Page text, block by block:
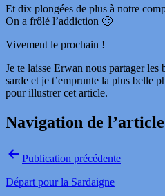
Et dix plongées de plus à notre
On a frôlé l’addiction 🙂
Vivement le prochain !
Je te laisse Erwan nous partager les
sarde et je t’emprunte la plus belle
pour illustrer cet article.
Navigation de l’article
Publication précédente
Départ pour la Sardaigne